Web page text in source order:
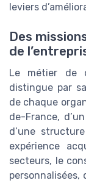
leviers
Des
de
Le métier de
distingue par
de chaque
de-France,
d’une
expérience
secteurs, le
personnalisées,